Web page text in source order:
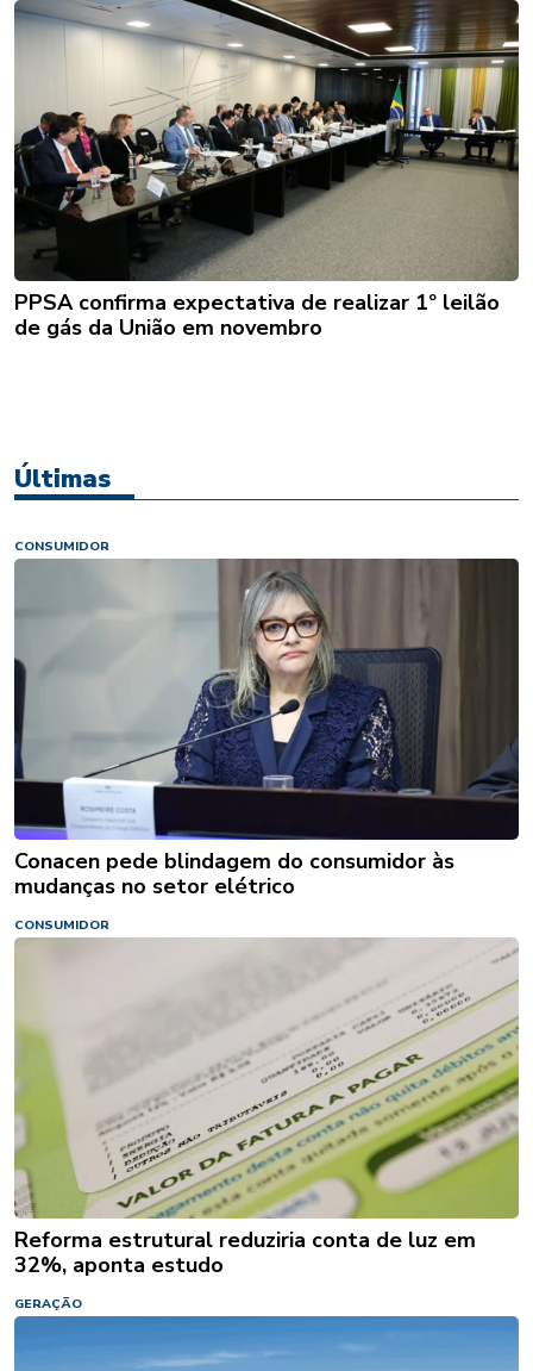
PPSA confirma expectativa de realizar 1º leilão
de gás da União em novembro
Últimas
CONSUMIDOR
Conacen pede blindagem do consumidor às
mudanças no setor elétrico
CONSUMIDOR
Reforma estrutural reduziria conta de luz em
32%, aponta estudo
GERAÇÃO